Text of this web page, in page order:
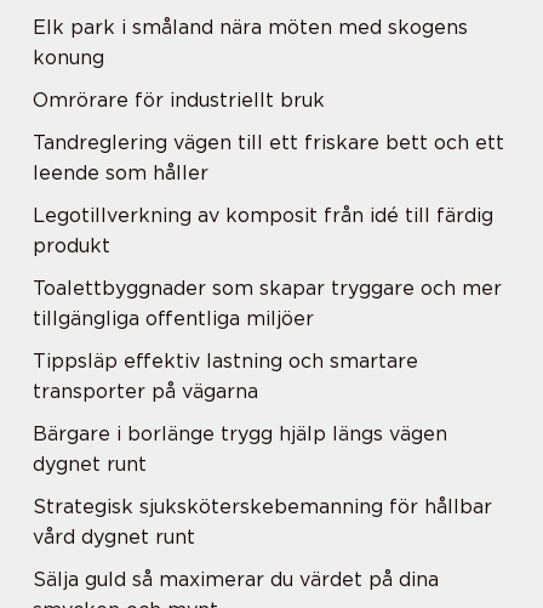
Elk park i småland nära möten med skogens
konung
Omrörare för industriellt bruk
Tandreglering vägen till ett friskare bett och ett
leende som håller
Legotillverkning av komposit från idé till färdig
produkt
Toalettbyggnader som skapar tryggare och mer
tillgängliga offentliga miljöer
Tippsläp effektiv lastning och smartare
transporter på vägarna
Bärgare i borlänge trygg hjälp längs vägen
dygnet runt
Strategisk sjuksköterskebemanning för hållbar
vård dygnet runt
Sälja guld så maximerar du värdet på dina